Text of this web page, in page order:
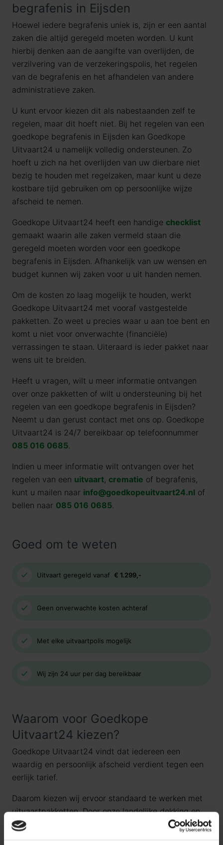
begrafenis in Eijsden
Hoewel iedere begrafenis uniek is, zijn er een aantal
zaken die altijd geregeld moeten worden. U kunt
hierbij denken aan de aangifte van overlijden, de
verzilvering van de verzekeringspolis, het regelen
van de begrafenis en het afhandelen van andere
administratieve zaken.
U kunt ervoor kiezen dit als nabestaanden zelf te
regelen, maar dit hoeft niet. Bij het regelen van een
goedkope begrafenis in Eijsden kan Goedkope
Uitvaart24 u namelijk volledig ondersteunen. Zo
hoeft u zich na het overlijden van uw dierbare niet
bezig te houden met regelzaken, maar kunt u deze
kostbare tijd gebruiken om op persoonlijke wijze
afscheid te nemen.
Goedkope Uitvaart24 heeft een handige checklist
gemaakt waarin alle zaken vermeld staan die
geregeld moeten worden voor een goedkope
begrafenis in Eijsden. Afhankelijk van uw wensen en
budget kunnen wij zaken voor u uit handen nemen.
Om de kosten zo laag mogelijk te houden, werkt
Goedkope Uitvaart24 met vooraf vastgestelde
pakketten. Zo weet u precies waar u aan toe bent en
komt u niet voor onverwachte (financiële)
verrassingen te staan. Uiteraard is ieder pakket naar
wens uit te breiden.
Heeft u vragen, wilt u meer informatie ontvangen
over onze pakketten of wilt u ondersteuning bij het
regelen van een goedkope begrafenis in Eijsden?
Neemt u dan gerust contact met ons op. Goedkope
Uitvaart24 is 24/7 bereikbaar op telefoonnummer
085 016 0685.
Indien u meer informatie wilt ontvangen over het
regelen van een uitvaart, crematie of begrafenis,
kunt u mailen naar info@goedkopeuitvaart24.nl of
bellen naar 085 016 0685.
Goed om te weten
Uitvaart geregeld vanaf € 1.299,-
Geen onverwachte kosten achteraf
Met elke uitvaartpolis mogelijk
Wij zijn 24 uur per dag bereikbaar
Waarom voor Goedkope
Uitvaart24 kiezen?
Goedkope Uitvaart24 vindt dat iedereen een
waardig en persoonlijk afscheid verdient tegen een
eerlijk tarief.
Daarom kiezen wij ervoor standaard te werken met
uitvaartpakketten. Door onze landelijke dekking en
jarenlange ervaring bieden wij uitvaartpakketten die